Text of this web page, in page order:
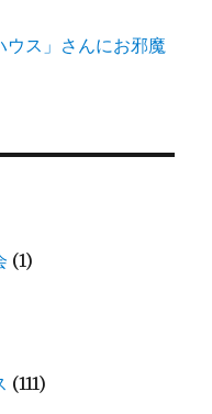
ウス」さんにお邪魔
(1)
(111)